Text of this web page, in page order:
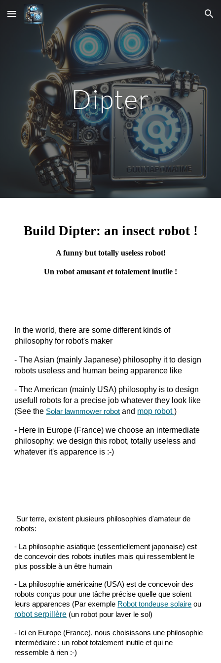
Skip to main content Skip to navigation
Dipter
Build Dipter: an insect robot !
A funny but totally useless robot!
Un robot amusant et totalement inutile !
In the world, there are some different kinds of
philosophy for robot's maker
- The Asian (mainly Japanese) philosophy it to design
robots useless and human being apparence like
- The American (mainly USA) philosophy is to design
usefull robots for a precise job whatever they look like
(See the Solar lawnmower robot and mop robot)
- Here in Europe (France) we choose an intermediate
philosophy: we design this robot, totally useless and
whatever it's apparence is :-)
Sur terre, existent plusieurs philosophies d'amateur de
robots:
- La philosophie asiatique (essentiellement japonaise) est
de concevoir des robots inutiles mais qui ressemblent le
plus possible à un être humain
- La philosophie américaine (USA) est de concevoir des
robots conçus pour une tâche précise quelle que soient
leurs apparences (Par exemple Robot tondeuse solaire ou
robot serpillère (un robot pour laver le sol)
- Ici en Europe (France), nous choisissons une philosophie
intermédiaire : un robot totalement inutile et qui ne
ressemble à rien :-)